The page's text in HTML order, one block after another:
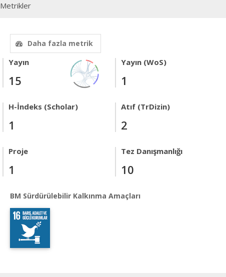
Metrikler
Daha fazla metrik
Yayın
15
Yayın (WoS)
1
H-İndeks (Scholar)
1
Atıf (TrDizin)
2
Proje
1
Tez Danışmanlığı
10
BM Sürdürülebilir Kalkınma Amaçları